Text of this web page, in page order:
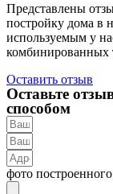
Представлены
постройку дома в
используемым у
комбинированных
Оставить отзыв
Оставьте
способом
фото